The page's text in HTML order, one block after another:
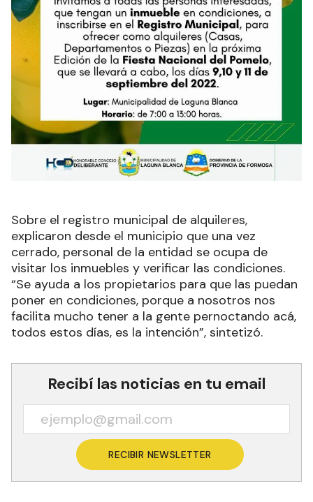
Sobre el registro municipal de alquileres,
explicaron desde el municipio que una vez
cerrado, personal de la entidad se ocupa de
visitar los inmuebles y verificar las condiciones.
“Se ayuda a los propietarios para que las puedan
poner en condiciones, porque a nosotros nos
facilita mucho tener a la gente pernoctando acá,
todos estos días, es la intención”, sintetizó.
Recibí las noticias en tu email
RECIBIR NEWSLETTER